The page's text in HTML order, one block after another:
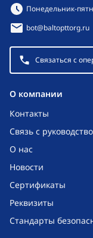
O компании
Контакты
Связь с
О нас
Новости
Сертификаты
Реквизиты
Стандарты
Режим работы:
Понедельник-
bot@baltopttorg.ru
Связаться с